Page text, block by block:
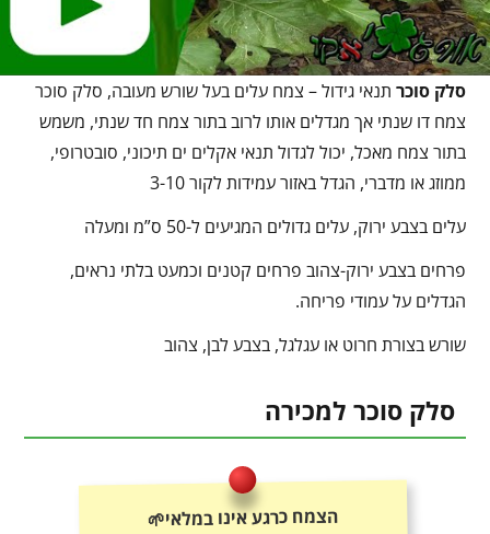
סלק סוכר תנאי גידול – צמח עלים בעל שורש מעובה, סלק סוכר
צמח דו שנתי אך מגדלים אותו לרוב בתור צמח חד שנתי, משמש
בתור צמח מאכל, יכול לגדול תנאי אקלים ים תיכוני, סובטרופי,
ממוזג או מדברי, הגדל באזור עמידות לקור 3-10
עלים בצבע ירוק, עלים גדולים המגיעים ל-50 ס”מ ומעלה
פרחים בצבע ירוק-צהוב פרחים קטנים וכמעט בלתי נראים,
הגדלים על עמודי פריחה.
שורש בצורת חרוט או עגלגל, בצבע לבן, צהוב
סלק סוכר למכירה
הצמח כרגע אינו במלאי🌱